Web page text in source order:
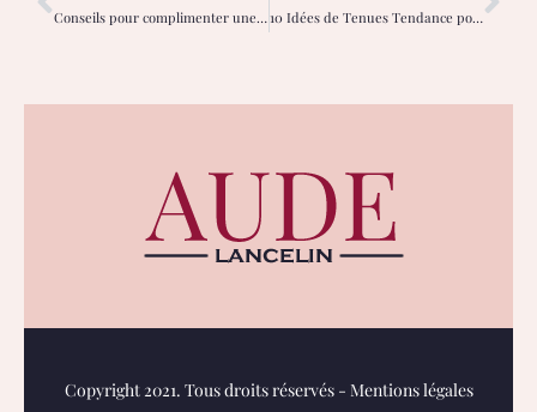
Conseils pour complimenter une femme avec sincérité et respect 10 Idées de Tenues Tendance pour Femmes: Inspirez votre Garde-Robe
Copyright 2021. Tous droits réservés - Mentions légales